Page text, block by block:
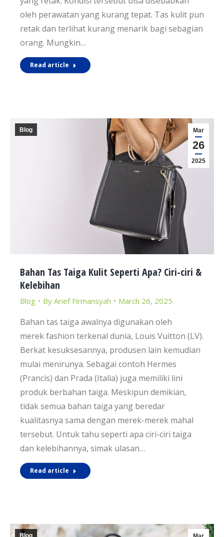
oleh perawatan yang kurang tepat. Tas kulit pun
retak dan terlihat kurang menarik bagi sebagian
orang. Mungkin…
Read article
Mar
26
2025
Blog
Bahan Tas Taiga Kulit Seperti Apa? Ciri-ciri &
Kelebihan
Blog By Arief Firmansyah March 26, 2025
Bahan tas taiga awalnya digunakan oleh
merek fashion terkenal dunia, Louis Vuitton (LV).
Berkat kesuksesannya, produsen lain kemudian
mulai menirunya. Sebagai contoh Hermes
(Prancis) dan Prada (Italia) juga memiliki lini
produk berbahan taiga. Meskipun demikian,
tidak semua bahan taiga yang beredar
kualitasnya sama dengan merek-merek mahal
tersebut. Untuk tahu seperti apa ciri-ciri taiga
dan kelebihannya, simak ulasan…
Read article